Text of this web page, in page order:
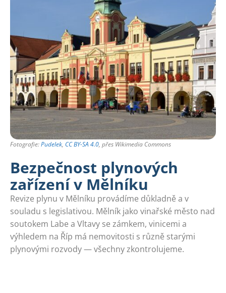
Fotografie:Pudelek, CC BY-SA 4.0, přes Wikimedia Commons
Bezpečnost plynových
zařízení v Mělníku
Revize plynu v Mělníku provádíme důkladně a v
souladu s legislativou. Mělník jako vinařské město nad
soutokem Labe a Vltavy se zámkem, vinicemi a
výhledem na Říp má nemovitosti s různě starými
plynovými rozvody — všechny zkontrolujeme.